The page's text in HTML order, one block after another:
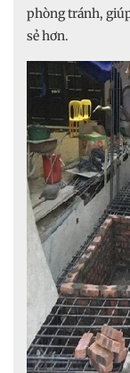
phòng tránh,
sẻ hơn.